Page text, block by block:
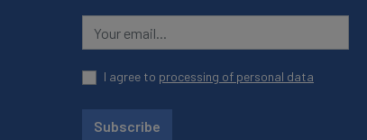
I agree to processing of personal data
Subscribe